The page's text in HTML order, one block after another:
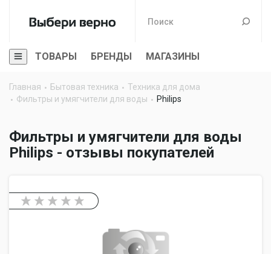
ТОВАРЫ БРЕНДЫ МАГАЗИНЫ
Главная Бытовая техника
Техника для дома
Фильтры и умягчители для воды
Philips
Фильтры и умягчители для воды
Philips - отзывы покупателей